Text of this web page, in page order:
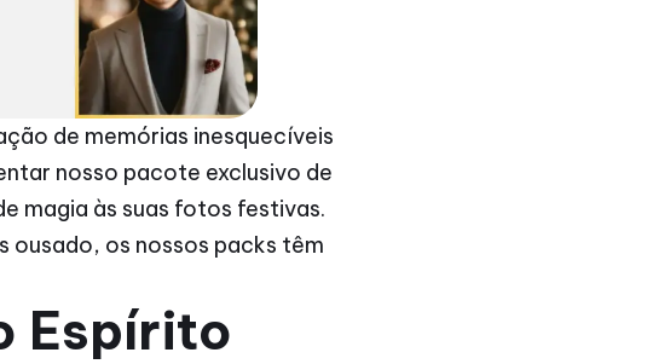
de memórias inesquecíveis
nosso pacote exclusivo de
magia às suas fotos festivas.
ousado, os nossos packs têm
Espírito